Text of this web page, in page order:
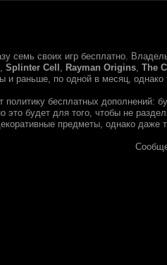
семь своих игр бесплатно.
, Splinter Cell , Rayman Origins, The
и раньше, по одной в месяц,
политику бесплатных дополнений:
будет для того, чтобы не
предметы, однако даже